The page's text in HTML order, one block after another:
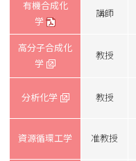
有機合成化
学
講師
高分子合成化
学
教授
分析化学 教授
資源循環工学 准教授